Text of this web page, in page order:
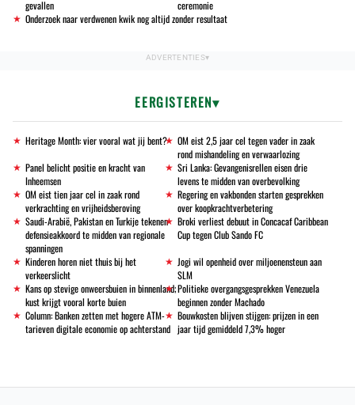
gevallen
ceremonie
Onderzoek naar verdwenen kwik nog altijd zonder resultaat
EERGISTEREN
Heritage Month: vier vooral wat jij bent?
OM eist 2,5 jaar cel tegen vader in zaak
rond mishandeling en verwaarlozing
Panel belicht positie en kracht van
Inheemsen
Sri Lanka: Gevangenisrellen eisen drie
levens te midden van overbevolking
OM eist tien jaar cel in zaak rond
verkrachting en vrijheidsberoving
Regering en vakbonden starten gesprekken
over koopkrachtverbetering
Saudi-Arabië, Pakistan en Turkije tekenen
defensieakkoord te midden van regionale
spanningen
Broki verliest debuut in Concacaf Caribbean
Cup tegen Club Sando FC
Kinderen horen niet thuis bij het
verkeerslicht
Jogi wil openheid over miljoenensteun aan
SLM
Kans op stevige onweersbuien in binnenland;
kust krijgt vooral korte buien
Politieke overgangsgesprekken Venezuela
beginnen zonder Machado
Column: Banken zetten met hogere ATM-
tarieven digitale economie op achterstand
Bouwkosten blijven stijgen: prijzen in een
jaar tijd gemiddeld 7,3% hoger